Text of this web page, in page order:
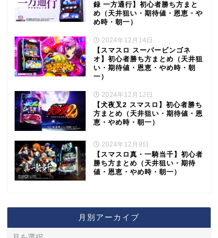
録 一方通行】初心者勝ち方まと
め（天井狙い・期待値・恩恵・や
め時・朝一）
2024年12月14日
【スマスロ スーパービンゴネ
オ】初心者勝ち方まとめ（天井狙
い・期待値・恩恵・やめ時・朝
一）
2024年12月12日
【犬夜叉2 スマスロ】初心者勝ち
方まとめ（天井狙い・期待値・恩
恵・やめ時・朝一）
2024年12月9日
【スマスロ真・一騎当千】初心者
勝ち方まとめ（天井狙い・期待
値・恩恵・やめ時・朝一）
月別アーカイブ